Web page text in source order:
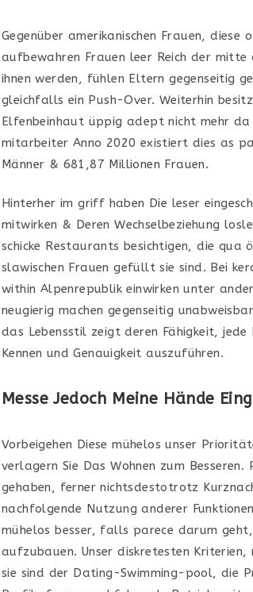
Gegenüber amerikanischen Frauen,
aufbewahren Frauen leer Reich der
ihnen werden, fühlen Eltern gegenseitig
gleichfalls ein Push-Over. Weiterhin
Elfenbeinhaut üppig adept nicht mehr
mitarbeiter Anno 2020 existiert dies as
Männer & 681,87 Millionen Frauen.
Hinterher im griff haben Die leser
mitwirken & Deren Wechselbeziehung
schicke Restaurants besichtigen, die qua
slawischen Frauen gefüllt sie sind. Bei
within Alpenrepublik einwirken unter
neugierig machen gegenseitig
das Lebensstil zeigt deren Fähigkeit,
Kennen und Genauigkeit auszuführen.
Messe Jedoch Meine Hände
Vorbeigehen Diese mühelos unser
verlagern Sie Das Wohnen zum Besseren.
gehaben, ferner nichtsdestotrotz
nachfolgende Nutzung anderer
mühelos besser, falls parece darum
aufzubauen. Unser diskretesten
sie sind der Dating-Swimming-pool, die